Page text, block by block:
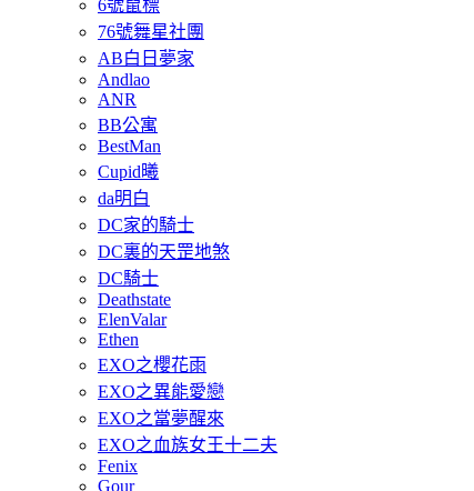
6號鼠標
76號舞星社團
AB白日夢家
Andlao
ANR
BB公寓
BestMan
Cupid曦
da明白
DC家的騎士
DC裏的天罡地煞
DC騎士
Deathstate
ElenValar
Ethen
EXO之櫻花雨
EXO之異能愛戀
EXO之當夢醒來
EXO之血族女王十二夫
Fenix
Gour